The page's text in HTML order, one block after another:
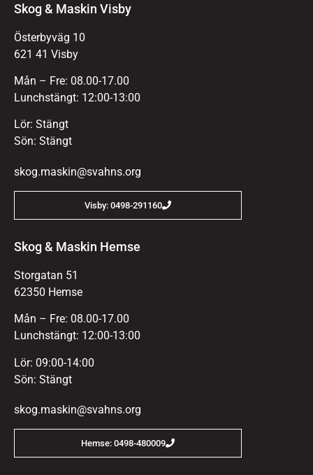
Skog & Maskin Visby
Österbyväg 10
621 41 Visby
Mån – Fre: 08.00-17.00
Lunchstängt: 12:00-13:00
Lör: Stängt
Sön: Stängt
skog.maskin@svahns.org
Visby: 0498-291160
Skog & Maskin Hemse
Storgatan 51
62350 Hemse
Mån – Fre: 08.00-17.00
Lunchstängt: 12:00-13:00
Lör: 09:00-14:00
Sön: Stängt
skog.maskin@svahns.org
Hemse: 0498-480009